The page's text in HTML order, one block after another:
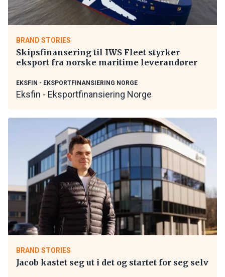
BRAND STORIES
Skipsfinansering til IWS Fleet styrker
eksport fra norske maritime leverandører
EKSFIN - EKSPORTFINANSIERING NORGE
Eksfin - Eksportfinansiering Norge
BRAND STORIES
Jacob kastet seg ut i det og startet for seg selv